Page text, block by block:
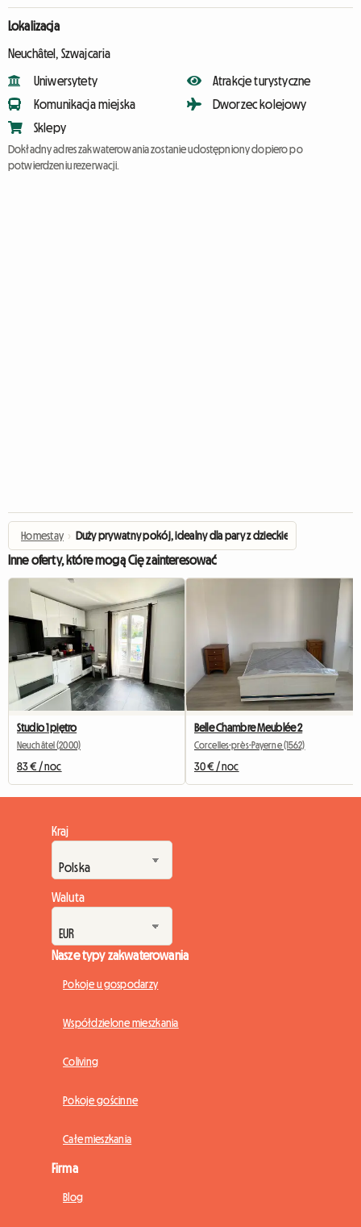
Lokalizacja
Neuchâtel, Szwajcaria
Uniwersytety
Komunikacja miejska
Sklepy
Atrakcje turystyczne
Dworzec kolejowy
Dokładny adres zakwaterowania zostanie udostępniony dopiero po
potwierdzeniu rezerwacji.
Homestay › Duży prywatny pokój, idealny dla pary z dzieckiem
Inne oferty, które mogą Cię zainteresować
Studio 1 piętro
Neuchâtel (2000)
83 € / noc
Belle Chambre Meublée 2
Corcelles-près-Payerne (1562)
30 € / noc
Kraj
Waluta
Nasze typy zakwaterowania
Pokoje u gospodarzy
Współdzielone mieszkania
Coliving
Pokoje gościnne
Całe mieszkania
Firma
Blog